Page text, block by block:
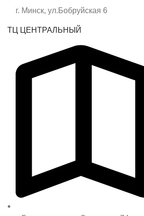
г. Минск, ул.Бобруйская 6
ТЦ ЦЕНТРАЛЬНЫЙ